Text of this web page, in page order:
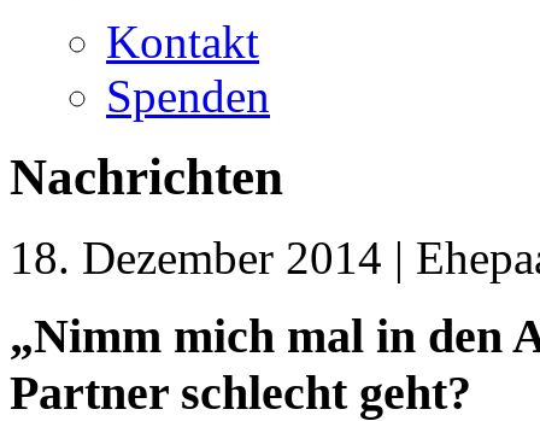
Kontakt
Spenden
Nachrichten
18. Dezember 2014 |
„Nimm mich mal in den
Partner schlecht geht?